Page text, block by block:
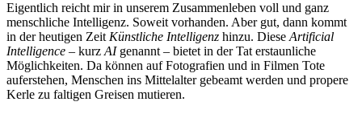
Eigentlich reicht mir in unserem Zusammenleben voll und ganz
menschliche Intelligenz. Soweit vorhanden. Aber gut, dann kommt
in der heutigen Zeit Künstliche Intelligenz hinzu. Diese Artificial
Intelligence – kurz AIgenannt – bietet in der Tat erstaunliche
Möglichkeiten. Da können auf Fotografien und in Filmen Tote
auferstehen, Menschen ins Mittelalter gebeamt werden und propere
Kerle zu faltigen Greisen mutieren.